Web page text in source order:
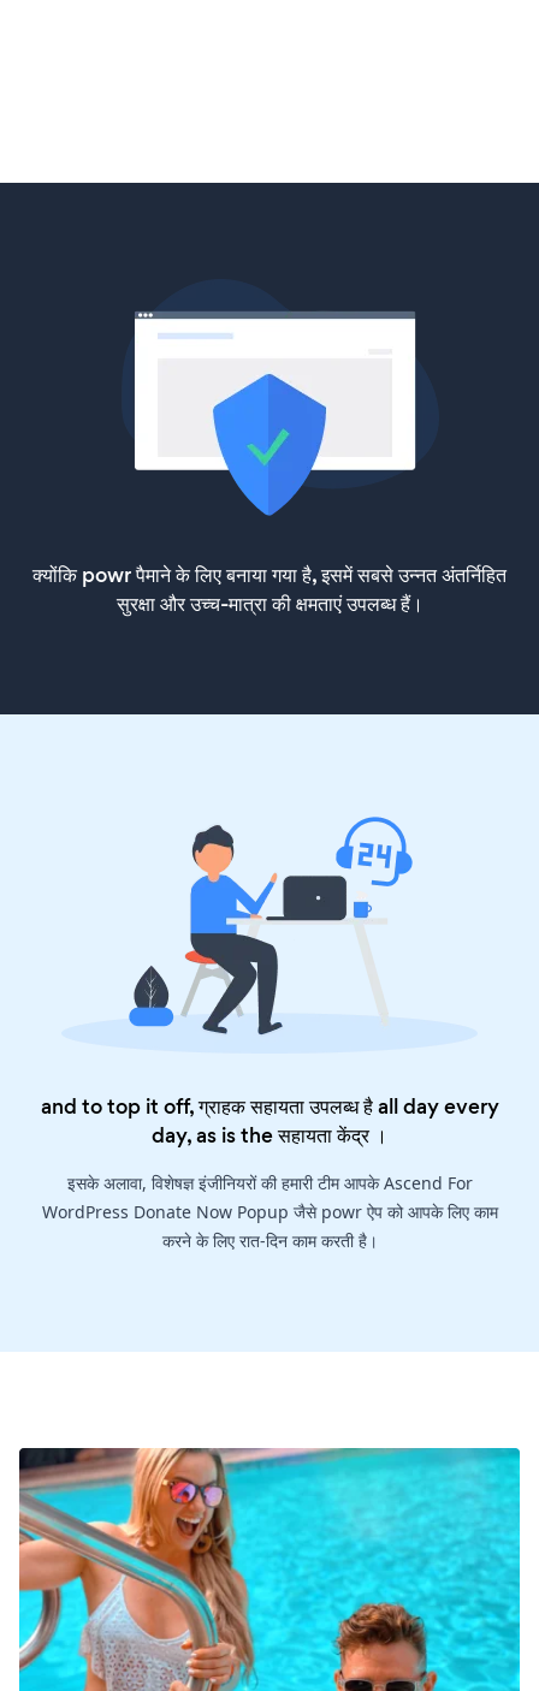
क्योंकि powr पैमाने के लिए बनाया गया है, इसमें सबसे उन्नत अंतर्निहित
सुरक्षा और उच्च-मात्रा की क्षमताएं उपलब्ध हैं।
and to top it off, ग्राहक सहायता उपलब्ध है all day every
day, as is theसहायता केंद्र।
इसके अलावा, विशेषज्ञ इंजीनियरों की हमारी टीम आपके Ascend For
WordPress Donate Now Popup जैसे powr ऐप को आपके लिए काम
करने के लिए रात-दिन काम करती है।